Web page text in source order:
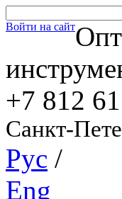
Войти на сайт
+7 812
Санкт-
Рус /
Eng